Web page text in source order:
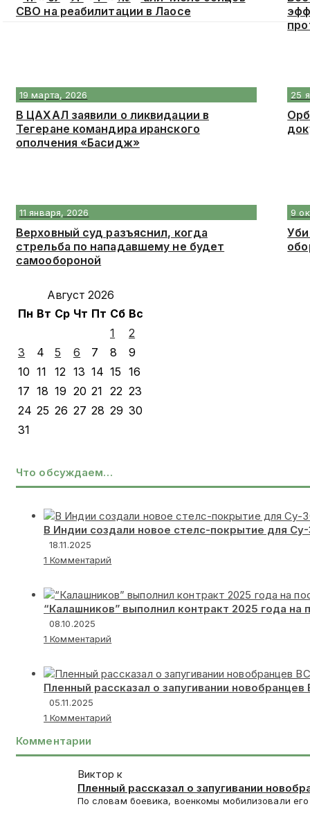
СВО на реабилитации в Лаосе
19 марта, 2026
В ЦАХАЛ заявили о ликвидации в
Тегеране командира иранского
ополчения «Басидж»
25
11 января, 2026
Верховный суд разъяснил, когда
стрельба по нападавшему не будет
самообороной
9
Август 2026
Пн Вт Ср Чт Пт Сб Вс
1
2
3
4 5 6 7 8
9
10 11 12 13 14 15 16
17 18 19 20 21 22 23
24 25 26 27 28 29 30
31
Что обсуждаем…
В Индии создали новое стелс-покрытие для
18.11.2025
1 Комментарий
“Калашников” выполнил контракт 2025 года на
08.10.2025
1 Комментарий
Пленный рассказал о запугивании
05.11.2025
1 Комментарий
Комментарии
Виктор к
Пленный рассказал о запугивании
Красноармейск
По словам боевика, военкомы мобилизовали